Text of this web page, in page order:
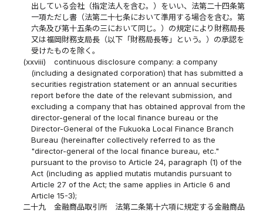
出している会社（指定法人を含む。）をいい、法第二十四条第
一項ただし書（法第二十七条において準用する場合を含む。第
六条及び第十五条の三において同じ。）の規定により財務局長
又は福岡財務支局長（以下「財務局長等」という。）の承認を
受けたものを除く。
(xxviii)
continuous disclosure company: a company
(including a designated corporation) that has submitted a
securities registration statement or an annual securities
report before the date of the relevant submission, and
excluding a company that has obtained approval from the
director-general of the local finance bureau or the
Director-General of the Fukuoka Local Finance Branch
Bureau (hereinafter collectively referred to as the
"director-general of the local finance bureau, etc."
pursuant to the proviso to Article 24, paragraph (1) of the
Act (including as applied mutatis mutandis pursuant to
Article 27 of the Act; the same applies in Article 6 and
Article 15-3);
二十九
金融商品取引所 法第二条第十六項に規定する金融商品